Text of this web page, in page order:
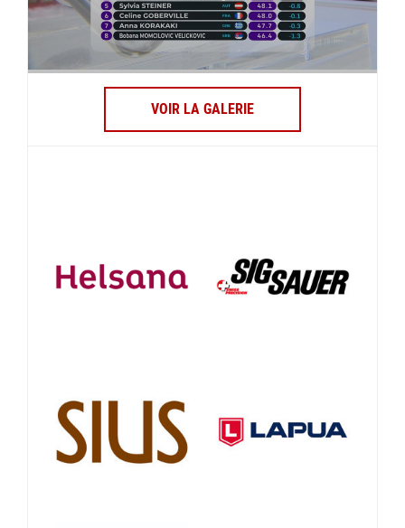
VOIR LA GALERIE